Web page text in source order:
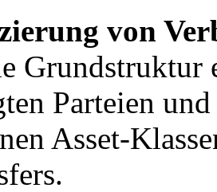
von
Parteien
Asset-